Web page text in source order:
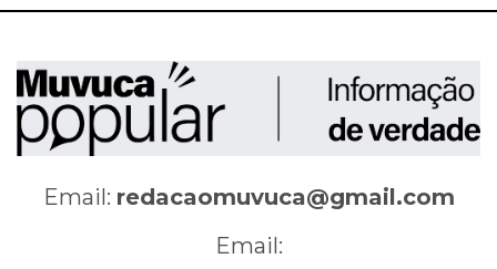
Email: redacaomuvuca@gmail.com
Email: